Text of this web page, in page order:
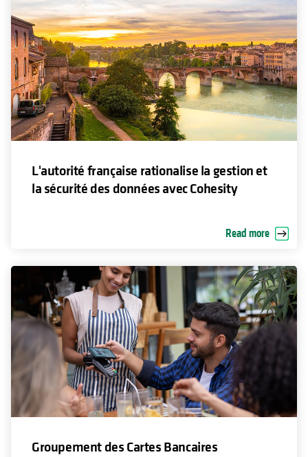
L'autorité française rationalise la gestion et
la sécurité des données avec Cohesity
Read more
Groupement des Cartes Bancaires